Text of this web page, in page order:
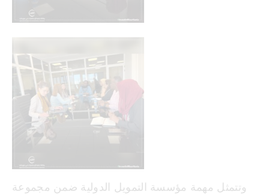
وتتمثل مهمة مؤسسة التمويل الدولية ضمن مجموعة